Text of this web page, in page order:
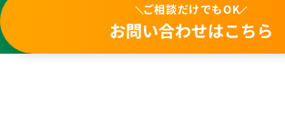
ご相談だけでもOK
お問い合わせはこちら